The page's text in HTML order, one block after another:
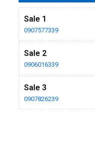
Sale 1
0907577339
Sale 2
0906016339
Sale 3
0907826239